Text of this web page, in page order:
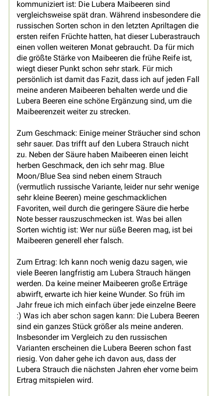
kommuniziert ist: Die Lubera Maibeeren sind
vergleichsweise spät dran. Während insbesondere die
russischen Sorten schon in den letzten Apriltagen die
ersten reifen Früchte hatten, hat dieser Luberastrauch
einen vollen weiteren Monat gebraucht. Da für mich
die größte Stärke von Maibeeren die frühe Reife ist,
wiegt dieser Punkt schon sehr stark. Für mich
persönlich ist damit das Fazit, dass ich auf jeden Fall
meine anderen Maibeeren behalten werde und die
Lubera Beeren eine schöne Ergänzung sind, um die
Maibeerenzeit weiter zu strecken.
Zum Geschmack: Einige meiner Sträucher sind schon
sehr sauer. Das trifft auf den Lubera Strauch nicht
zu. Neben der Säure haben Maibeeren einen leicht
herben Geschmack, den ich sehr mag. Blue
Moon/Blue Sea sind neben einem Strauch
(vermutlich russische Variante, leider nur sehr wenige
sehr kleine Beeren) meine geschmacklichen
Favoriten, weil durch die geringere Säure die herbe
Note besser rauszuschmecken ist. Was bei allen
Sorten wichtig ist: Wer nur süße Beeren mag, ist bei
Maibeeren generell eher falsch.
Zum Ertrag: Ich kann noch wenig dazu sagen, wie
viele Beeren langfristig am Lubera Strauch hängen
werden. Da keine meiner Maibeeren große Erträge
abwirft, erwarte ich hier keine Wunder. So früh im
Jahr freue ich mich einfach über jede einzelne Beere
:) Was ich aber schon sagen kann: Die Lubera Beeren
sind ein ganzes Stück größer als meine anderen.
Insbesonder im Vergleich zu den russischen
Varianten erscheinen die Lubera Beeren schon fast
riesig. Von daher gehe ich davon aus, dass der
Lubera Strauch die nächsten Jahren eher vorne beim
Ertrag mitspielen wird.